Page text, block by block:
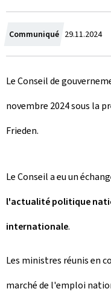
Communiqué C
r
é
e
29.11.2024
Le Conseil de
novembre 2024 sous la
Frieden.
Le Conseil a eu un
l'actualité politique
internationale.
Les ministres réunis en
marché de l'emploi